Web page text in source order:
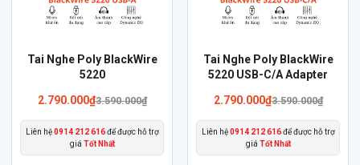
Tai Nghe Poly BlackWire
5220
2.790.000₫3.590.000₫
Liên hệ0914 212 616để được hỗ trợ
giá Tốt Nhất
Sản
nhiều
biến
Tai Nghe Poly BlackWire
5220 USB-C/A Adapter
3.590.000₫
Giá
3.590.000₫.
2.790.000₫Giá
là:
2.790.000₫.
Liên hệ0914 212 616để được hỗ trợ
giá Tốt Nhất